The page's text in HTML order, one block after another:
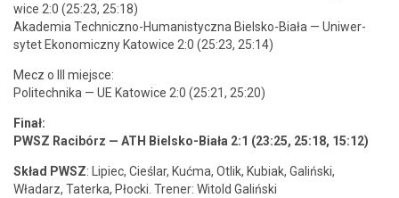
wice 2:0 (25:23, 25:18)
Akademia Tech­niczno-Human­isty­cz­na Biel­sko-Biała — Uni­w­er­
sytet Eko­nom­iczny Katow­ice 2:0 (25:23, 25:14)
Mecz o III miejsce:
Politech­ni­ka — UE Katow­ice 2:0 (25:21, 25:20)
Finał:
PWSZ Racibórz — ATH Biel­sko-Biała 2:1 (23:25, 25:18, 15:12)
Skład PWSZ: Lip­iec, Cieślar, Kuć­ma, Otlik, Kubi­ak, Gal­ińs­ki,
Władarz, Tater­ka, Płoc­ki. Tren­er: Witold Galiński